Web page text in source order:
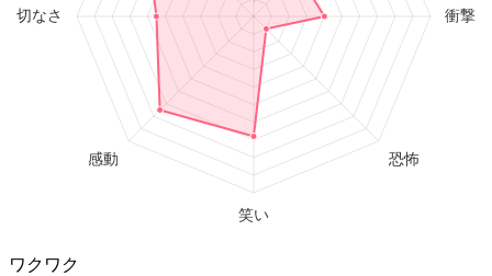
ワクワク